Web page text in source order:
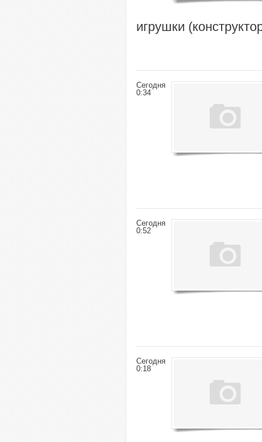
игрушки
Сегодня
0:34
Сегодня
0:52
Сегодня
0:18